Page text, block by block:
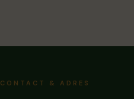
CONTACT & ADRES